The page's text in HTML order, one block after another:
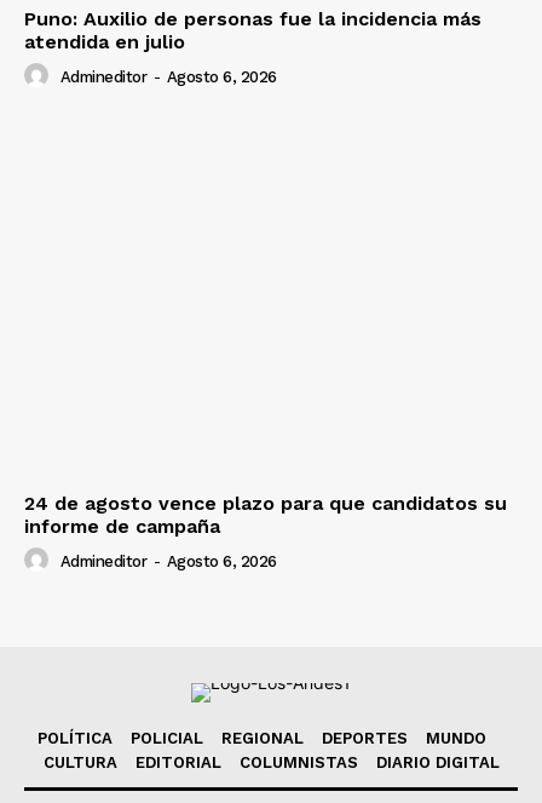
Puno: Auxilio de personas fue la incidencia más
atendida en julio
Admineditor - Agosto 6, 2026
24 de agosto vence plazo para que candidatos su
informe de campaña
Admineditor - Agosto 6, 2026
POLÍTICA POLICIAL REGIONAL DEPORTES
MUNDO
CULTURA
EDITORIAL COLUMNISTAS DIARIO DIGITAL